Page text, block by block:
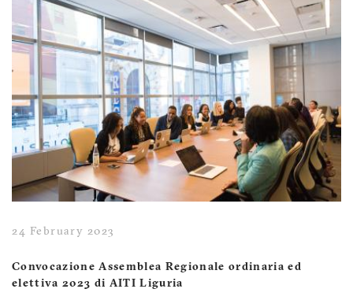
24 February 2023
Convocazione Assemblea Regionale ordinaria ed
elettiva 2023 di AITI Liguria